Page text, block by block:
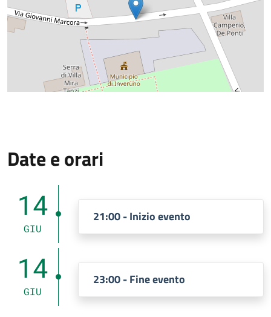
Date e orari
14
GIU
21:00 - Inizio evento
14
GIU
23:00 - Fine evento